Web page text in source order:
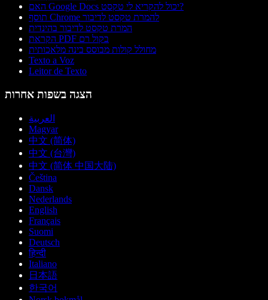
האם Google Docs יכול להקריא לי טקסט?
תוסף Chrome להמרת טקסט לדיבור
המרת טקסט לדיבור בהינדית
הקראת PDF בקול רם
מחולל קולות מבוסס בינה מלאכותית
Texto a Voz
Leitor de Texto
הצגה בשפות אחרות
العربية
Magyar
中文 (简体)
中文 (台灣)
中文 (简体 中国大陆)
Čeština
Dansk
Nederlands
English
Français
Suomi
Deutsch
हिन्दी
Italiano
日本語
한국어